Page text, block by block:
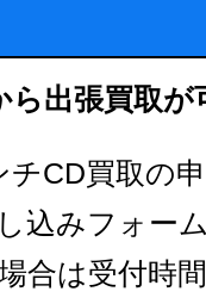
ら出張買取が
CD買取の
込みフォー
合は受付時